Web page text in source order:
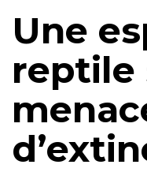
Une
reptile